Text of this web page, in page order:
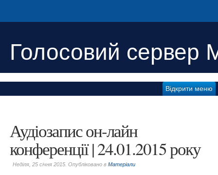
Голосовий сервер
Відкрити меню
Аудіозапис он-лайн
конференції | 24.01.2015 року
Неділя, 25 січня 2015. Опубліковано в Матеріали